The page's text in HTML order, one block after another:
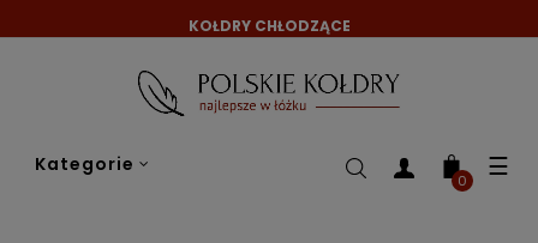
KOŁDRY CHŁODZĄCE
Kategorie ☰
0